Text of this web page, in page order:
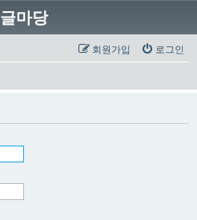
글마당
로그인
회원가입